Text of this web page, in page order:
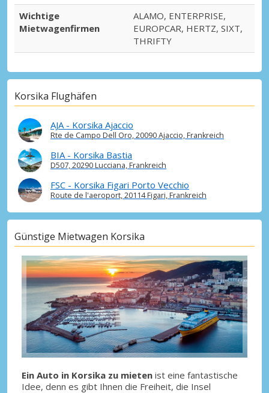
Wichtige
Mietwagenfirmen
ALAMO, ENTERPRISE,
EUROPCAR, HERTZ, SIXT,
THRIFTY
Korsika Flughäfen
AJA - Korsika Ajaccio
Rte de Campo Dell Oro, 20090 Ajaccio, Frankreich
BIA - Korsika Bastia
D507, 20290 Lucciana, Frankreich
FSC - Korsika Figari Porto Vecchio
Route de l'aeroport, 20114 Figari, Frankreich
Günstige Mietwagen Korsika
Ein Auto in Korsika zu mieten ist eine fantastische
Idee, denn es gibt Ihnen die Freiheit, die Insel